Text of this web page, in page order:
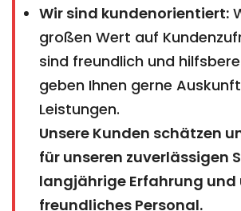
Wir sind kundenorientiert:
großen Wert auf
sind freundlich und
geben Ihnen gerne
Leistungen.
Unsere Kunden schätzen
für unseren zuverlässigen
langjährige Erfahrung und
freundliches Personal.